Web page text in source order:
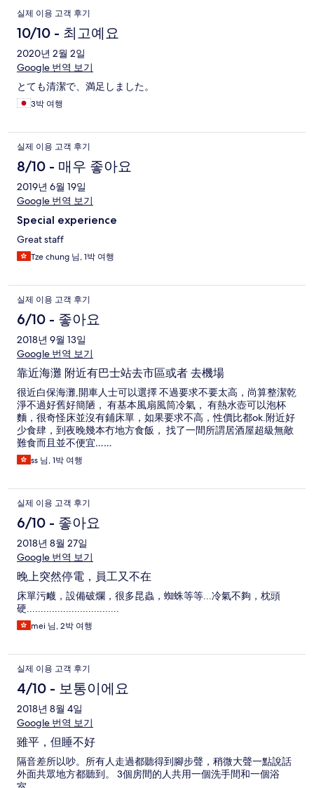
실제 이용 고객 후기
10/10 - 최고예요
2020년 2월 2일
Google 번역 보기
とても清潔で、満足しました。
3박 여행
실제 이용 고객 후기
8/10 - 매우 좋아요
2019년 6월 19일
Google 번역 보기
Special experience
Great staff
Tze chung 님, 1박 여행
실제 이용 고객 후기
6/10 - 좋아요
2018년 9월 13일
Google 번역 보기
靠近海灘 附近有巴士站去市區或者 去機場
很近白保海灘,開車人士可以選擇 不過要求不要太高，尚算整潔乾
淨不過好舊好簡陋， 有基本風扇風筒冷氣， 有熱水壺可以泡杯
麵，很奇怪床並沒有鋪床單，如果要求不高，性價比都ok.附近好
少食肆，到夜晚幾本冇地方食飯， 找了一間所謂居酒屋超級無敵
難食而且並不便宜……
ss 님, 1박 여행
실제 이용 고객 후기
6/10 - 좋아요
2018년 8월 27일
Google 번역 보기
晚上突然停電，員工又不在
床單污衊，設備破爛，很多昆蟲，蜘蛛等等...冷氣不夠，枕頭
硬.................................
mei 님, 2박 여행
실제 이용 고객 후기
4/10 - 보통이에요
2018년 8월 4일
Google 번역 보기
雖平，但睡不好
隔音差所以吵。所有人走過都聽得到腳步聲，稍微大聲一點說話
外面共眾地方都聽到。 3個房間的人共用一個洗手間和一個浴